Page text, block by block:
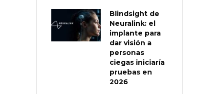
Blindsight de
Neuralink: el
implante para
dar visión a
personas
ciegas iniciaría
pruebas en
2026